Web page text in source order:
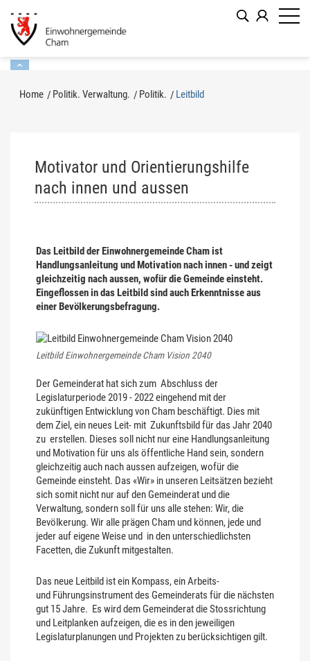
Kopfzeile
Inhalt
Home Politik. Verwaltung. Politik. Leitbild
Motivator und Orientierungshilfe
nach innen und aussen
Das Leitbild der Einwohnergemeinde Cham ist
Handlungsanleitung und Motivation nach innen - und zeigt
gleichzeitig nach aussen, wofür die Gemeinde einsteht.
Eingeflossen in das Leitbild sind auch Erkenntnisse aus
einer Bevölkerungsbefragung.
Leitbild Einwohnergemeinde Cham Vision 2040
Der Gemeinderat hat sich zum Abschluss der
Legislaturperiode 2019 - 2022 eingehend mit der
zukünftigen Entwicklung von Cham beschäftigt. Dies mit
dem Ziel, ein neues Leit- mit Zukunftsbild für das Jahr 2040
zu erstellen. Dieses soll nicht nur eine Handlungsanleitung
und Motivation für uns als öffentliche Hand sein, sondern
gleichzeitig auch nach aussen aufzeigen, wofür die
Gemeinde einsteht. Das «Wir» in unseren Leitsätzen bezieht
sich somit nicht nur auf den Gemeinderat und die
Verwaltung, sondern soll für uns alle stehen: Wir, die
Bevölkerung. Wir alle prägen Cham und können, jede und
jeder auf eigene Weise und in den unterschiedlichsten
Facetten, die Zukunft mitgestalten.
Das neue Leitbild ist ein Kompass, ein Arbeits-
und Führungsinstrument des Gemeinderats für die nächsten
gut 15 Jahre. Es wird dem Gemeinderat die Stossrichtung
und Leitplanken aufzeigen, die es in den jeweiligen
Legislaturplanungen und Projekten zu berücksichtigen gilt.